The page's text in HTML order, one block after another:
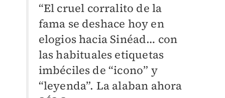
“El cruel corralito de la
fama se deshace hoy en
elogios hacia Sinéad… con
las habituales etiquetas
imbéciles de “icono” y
“leyenda”. La alaban ahora